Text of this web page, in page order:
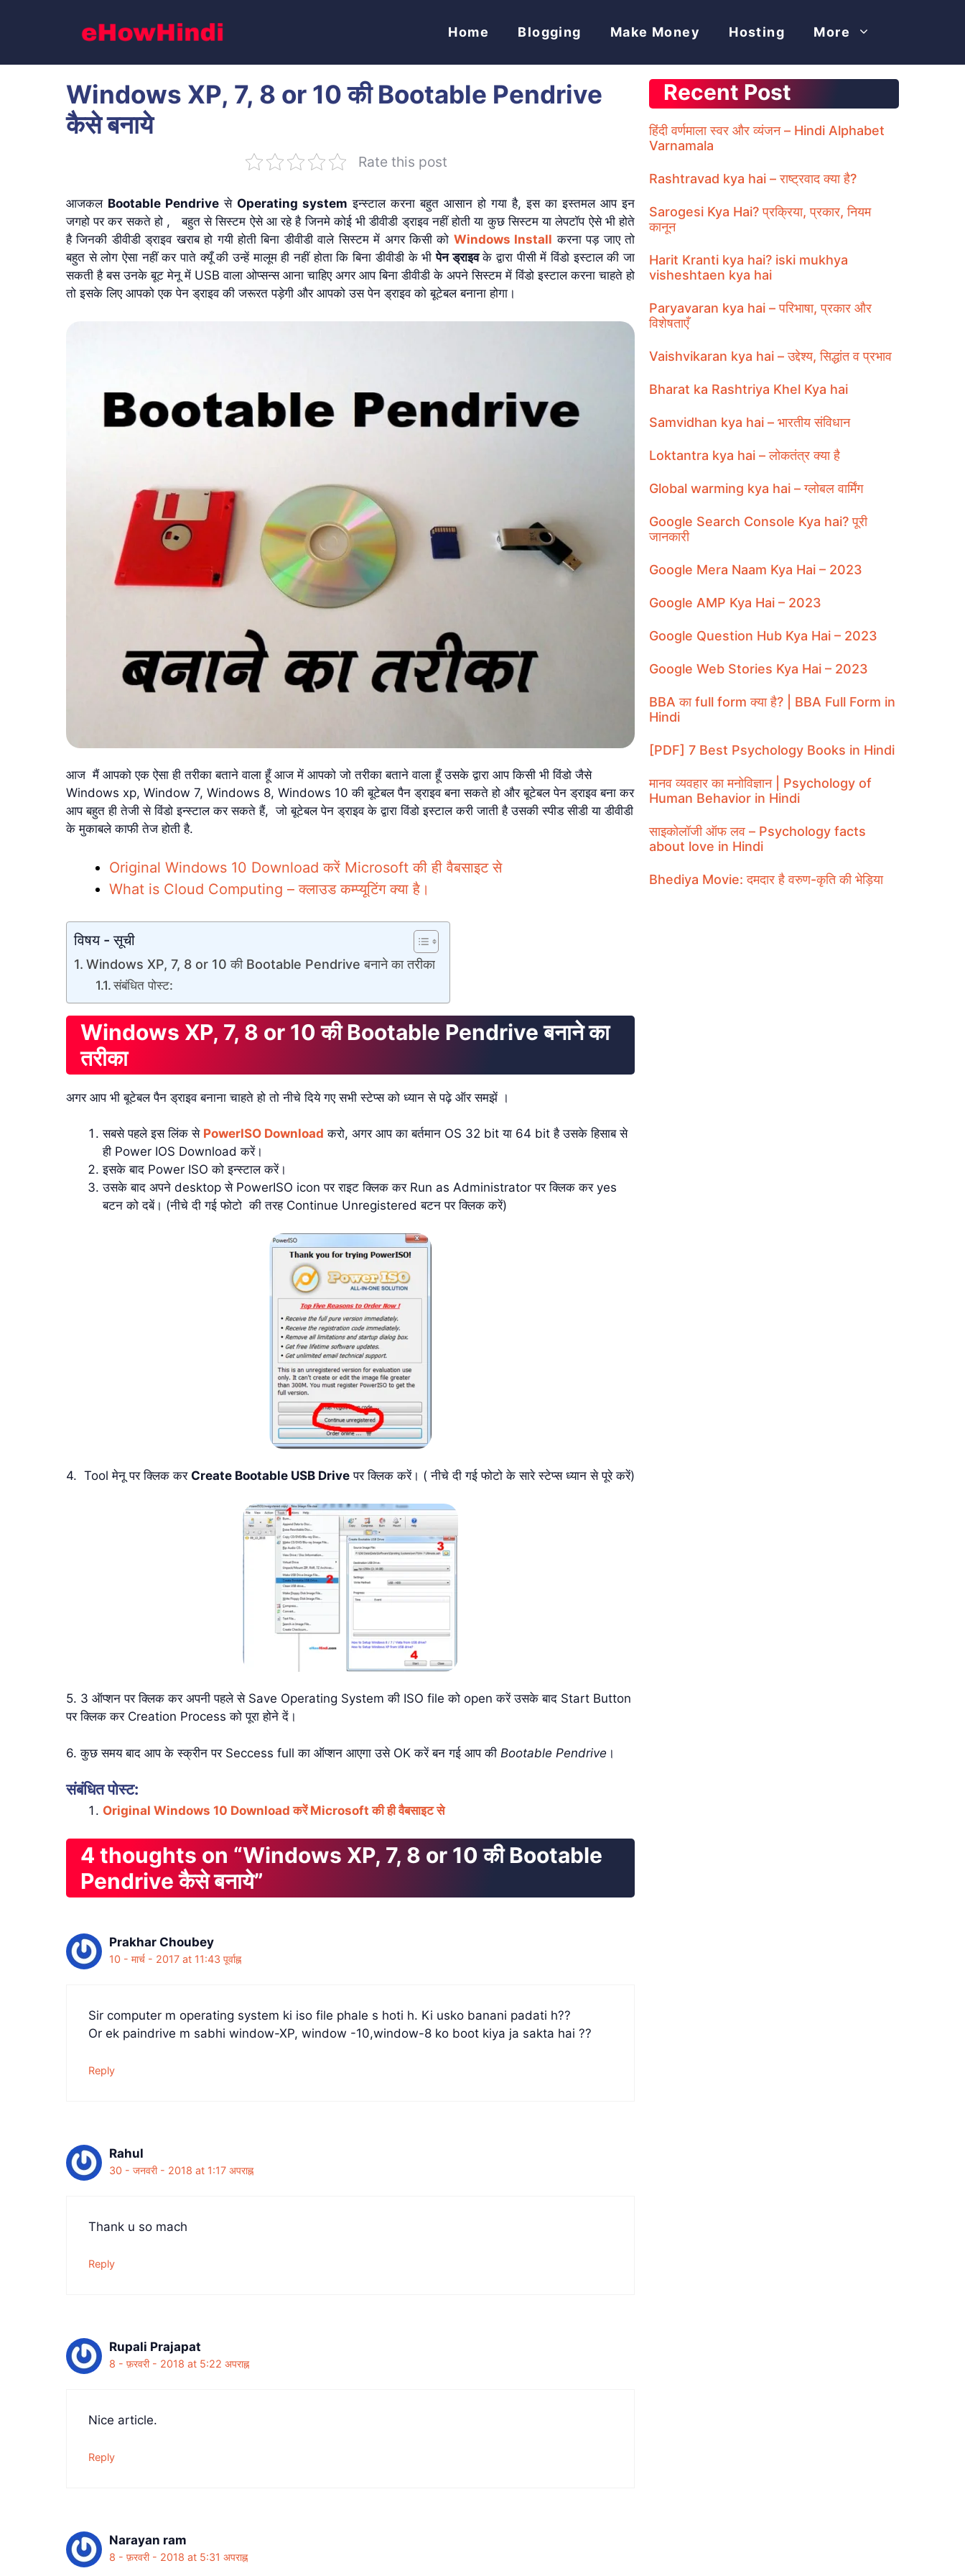
Home Blogging Make Money Hosting More
Windows XP, 7, 8 or 10 की Bootable Pendrive
कैसे बनाये
Rate this post
आजकल Bootable Pendrive से Operating system इन्स्टाल करना बहुत आसान हो गया है, इस का इस्तमल आप इन
जगहो पर कर सकते हो , बहुत से सिस्टम ऐसे आ रहे है जिनमे कोई भी डीवीडी ड्राइव नहीं होती या कुछ सिस्टम या लेपटॉप ऐसे भी होते
है जिनकी डीवीडी ड्राइव खराब हो गयी होती बिना डीवीडी वाले सिस्टम में अगर किसी को Windows Install करना पड़ जाए तो
बहुत से लोग ऐसा नहीं कर पाते क्यूँ की उन्हें मालूम ही नहीं होता कि बिना डीवीडी के भीपेन ड्राइवके द्वारा पीसी में विंडो इस्टाल की जा
सकती है बस उनके बूट मेनू में USB वाला ओप्सन्स आना चाहिए अगर आप बिना डीवीडी के अपने सिस्टम में विंडो इस्टाल करना चाहते हो
तो इसके लिए आपको एक पेन ड्राइव की जरूरत पड़ेगी और आपको उस पेन ड्राइव को बूटेबल बनाना होगा।
आज मैं आपको एक ऐसा ही तरीका बताने वाला हूँ आज में आपको जो तरीका बताने वाला हूँ उसके द्वारा आप किसी भी विंडो जैसे
Windows xp, Window 7, Windows 8, Windows 10 की बूटेबल पैन ड्राइव बना सकते हो और बूटेबल पेन ड्राइव बना कर
आप बहुत ही तेजी से विंडो इन्स्टाल कर सकते हैं, जो बूटेबल पेन ड्राइव के द्वारा विंडो इस्टाल करी जाती है उसकी स्पीड सीडी या डीवीडी
के मुकाबले काफी तेज होती है.
Original Windows 10 Download करें Microsoft की ही वैबसाइट से
What is Cloud Computing – क्लाउड कम्प्यूटिंग क्या है।
विषय - सूची
Windows XP, 7, 8 or 10 की Bootable Pendrive बनाने का तरीका
संबंधित पोस्ट:
Windows XP, 7, 8 or 10 की Bootable Pendrive बनाने का
तरीका
अगर आप भी बूटेबल पैन ड्राइव बनाना चाहते हो तो नीचे दिये गए सभी स्टेप्स को ध्यान से पढ़े ऑर समझें ।
सबसे पहले इस लिंक से PowerISO Download करो, अगर आप का बर्तमान OS 32 bit या 64 bit है उसके हिसाब से
ही Power IOS Download करें।
इसके बाद Power ISO को इन्स्टाल करें।
उसके बाद अपने desktop से PowerISO icon पर राइट क्लिक कर Run as Administrator पर क्लिक कर yes
बटन को दबें। (नीचे दी गई फोटो की तरह Continue Unregistered बटन पर क्लिक करें)
4. Tool मेनू पर क्लिक कर Create Bootable USB Drive पर क्लिक करें। ( नीचे दी गई फोटो के सारे स्टेप्स ध्यान से पूरे करें)
5. 3 ऑप्शन पर क्लिक कर अपनी पहले से Save Operating System की ISO file को open करें उसके बाद Start Button
पर क्लिक कर Creation Process को पूरा होने दें।
6. कुछ समय बाद आप के स्क्रीन पर Seccess full का ऑप्शन आएगा उसे OK करें बन गई आप की Bootable Pendrive ।
संबंधित पोस्ट:
Original Windows 10 Download करें Microsoft की ही वैबसाइट से
4 thoughts on “Windows XP, 7, 8 or 10 की Bootable
Pendrive कैसे बनाये”
Prakhar Choubey
10 - मार्च - 2017 at 11:43 पूर्वाह्न
Sir computer m operating system ki iso file phale s hoti h. Ki usko banani padati h??
Or ek paindrive m sabhi window-XP, window -10,window-8 ko boot kiya ja sakta hai ??
Reply
Rahul
30 - जनवरी - 2018 at 1:17 अपराह्न
Thank u so mach
Reply
Rupali Prajapat
8 - फ़रवरी - 2018 at 5:22 अपराह्न
Nice article.
Reply
Narayan ram
8 - फ़रवरी - 2018 at 5:31 अपराह्न
Recent Post
हिंदी वर्णमाला स्वर और व्यंजन – Hindi Alphabet
Varnamala
Rashtravad kya hai – राष्ट्रवाद क्या है?
Sarogesi Kya Hai? प्रक्रिया, प्रकार, नियम
कानून
Harit Kranti kya hai? iski mukhya
visheshtaen kya hai
Paryavaran kya hai – परिभाषा, प्रकार और
विशेषताएँ
Vaishvikaran kya hai – उद्देश्य, सिद्धांत व प्रभाव
Bharat ka Rashtriya Khel Kya hai
Samvidhan kya hai – भारतीय संविधान
Loktantra kya hai – लोकतंत्र क्या है
Global warming kya hai – ग्लोबल वार्मिंग
Google Search Console Kya hai? पूरी
जानकारी
Google Mera Naam Kya Hai – 2023
Google AMP Kya Hai – 2023
Google Question Hub Kya Hai – 2023
Google Web Stories Kya Hai – 2023
BBA का full form क्या है? | BBA Full Form in
Hindi
[PDF] 7 Best Psychology Books in Hindi
मानव व्यवहार का मनोविज्ञान | Psychology of
Human Behavior in Hindi
साइकोलॉजी ऑफ लव – Psychology facts
about love in Hindi
Bhediya Movie: दमदार है वरुण-कृति की भेड़िया